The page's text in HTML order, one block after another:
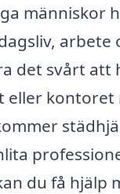
människor
arbete
det svårt att
eller kontoret
du få hjälp